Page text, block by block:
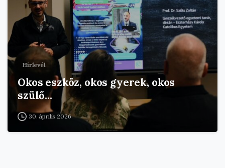
Hírlevél
Okos eszköz, okos gyerek, okos
szülő…
30. április 2026